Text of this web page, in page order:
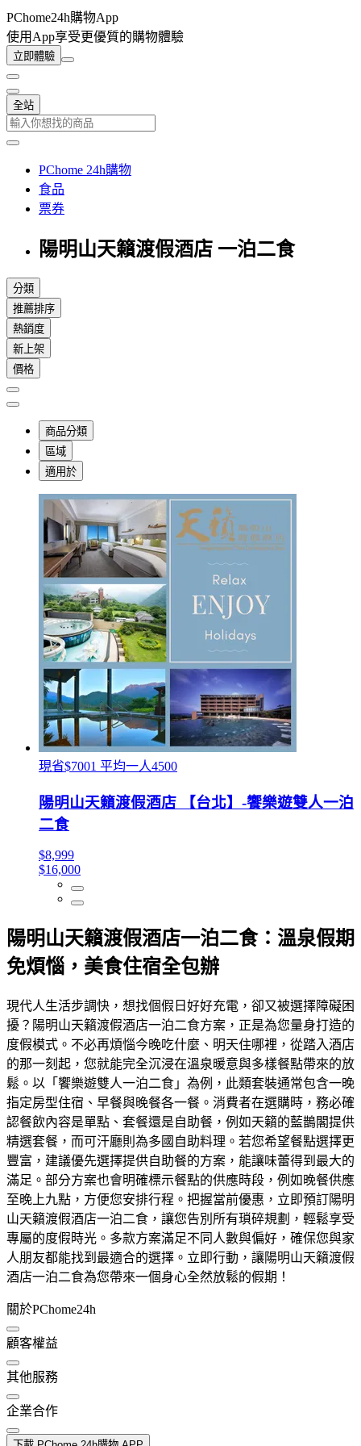
PChome24h購物App
使用App享受更優質的購物體驗
立即體驗
全站
PChome 24h購物
食品
票券
陽明山天籟渡假酒店 一泊二食
分類
推薦排序
熱銷度
新上架
價格
商品分類
區域
適用於
現省$7001 平均一人4500
陽明山天籟渡假酒店 【台北】-饗樂遊雙人一泊
二食
$8,999
$16,000
陽明山天籟渡假酒店一泊二食：溫泉假期
免煩惱，美食住宿全包辦
現代人生活步調快，想找個假日好好充電，卻又被選擇障礙困
擾？陽明山天籟渡假酒店一泊二食方案，正是為您量身打造的
度假模式。不必再煩惱今晚吃什麼、明天住哪裡，從踏入酒店
的那一刻起，您就能完全沉浸在溫泉暖意與多樣餐點帶來的放
鬆。以「饗樂遊雙人一泊二食」為例，此類套裝通常包含一晚
指定房型住宿、早餐與晚餐各一餐。消費者在選購時，務必確
認餐飲內容是單點、套餐還是自助餐，例如天籟的藍鵲閣提供
精選套餐，而可汗廳則為多國自助料理。若您希望餐點選擇更
豐富，建議優先選擇提供自助餐的方案，能讓味蕾得到最大的
滿足。部分方案也會明確標示餐點的供應時段，例如晚餐供應
至晚上九點，方便您安排行程。把握當前優惠，立即預訂陽明
山天籟渡假酒店一泊二食，讓您告別所有瑣碎規劃，輕鬆享受
專屬的度假時光。多款方案滿足不同人數與偏好，確保您與家
人朋友都能找到最適合的選擇。立即行動，讓陽明山天籟渡假
酒店一泊二食為您帶來一個身心全然放鬆的假期！
關於PChome24h
顧客權益
其他服務
企業合作